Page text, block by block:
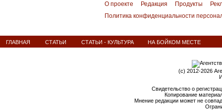
О проекте Редакция Продукты
Политика конфиденциальности
ГЛАВНАЯ СТАТЬИ СТАТЬИ - КУЛЬТУРА НА БОЙКОМ МЕСТЕ
(c) 2012-2026
Свидетельство о
Копирование
Мнение редакции может не